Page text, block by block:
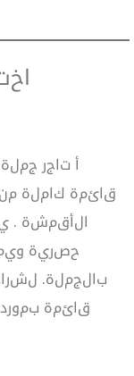
أ تاجر
قائمة كاملة
الأقمشة .
حصرية
بالجملة.